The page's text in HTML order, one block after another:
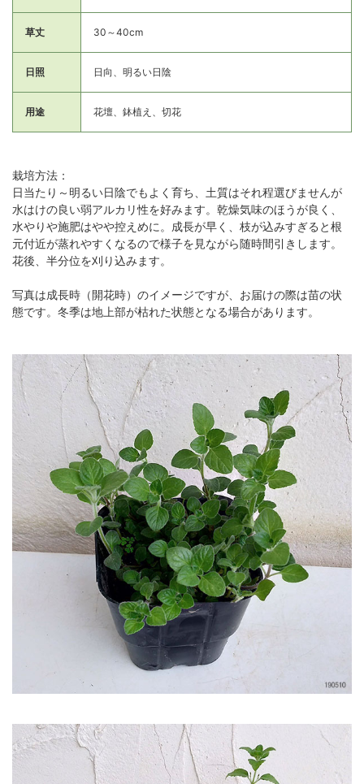
草丈 30～40cm
日照 日向、明るい日陰
用途 花壇、鉢植え、切花
栽培方法：
日当たり～明るい日陰でもよく育ち、土質はそれ程選びませんが
水はけの良い弱アルカリ性を好みます。乾燥気味のほうが良く、
水やりや施肥はやや控えめに。成長が早く、枝が込みすぎると根
元付近が蒸れやすくなるので様子を見ながら随時間引きします。
花後、半分位を刈り込みます。
写真は成長時（開花時）のイメージですが、お届けの際は苗の状
態です。冬季は地上部が枯れた状態となる場合があります。